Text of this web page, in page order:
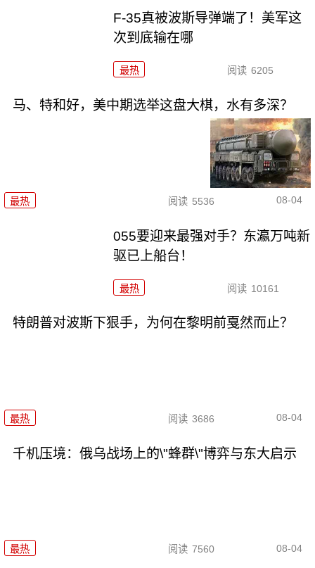
F-35真被波斯导弹端了！美军这
次到底输在哪
最热 阅读 6205
马、特和好，美中期选举这盘大棋，水有多深？
最热 阅读 5536 08-04
055要迎来最强对手？东瀛万吨新
驱已上船台！
最热 阅读 10161
特朗普对波斯下狠手，为何在黎明前戛然而止？
最热 阅读 3686 08-04
千机压境：俄乌战场上的\"蜂群\"博弈与东大启示
最热 阅读 7560 08-04